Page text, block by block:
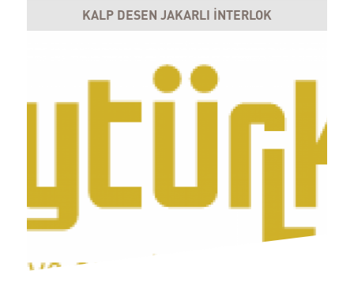
KALP DESEN JAKARLI İNTERLOK